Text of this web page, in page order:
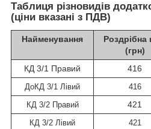
Таблиця різновидів
(ціни вказані з ПДВ)
Найменування
Роздрібна
(грн)
КД 3/1 Правий 416
ДоКД 3/1 Лівий 416
КД 3/2 Правий
421
КД 3/2 Лівий
421